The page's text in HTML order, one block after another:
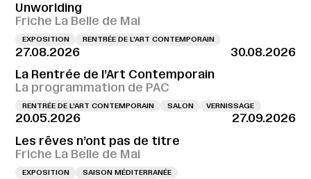
Unworlding
Friche La Belle de Mai
EXPOSITION RENTRÉE DE L'ART CONTEMPORAIN
27.08.2026
30.08.2026
La Rentrée de l’Art Contemporain
La programmation de PAC
RENTRÉE DE L'ART CONTEMPORAIN SALON VERNISSAGE
20.05.2026
27.09.2026
Les rêves n’ont pas de titre
Friche La Belle de Mai
EXPOSITION
SAISON MÉDITERRANÉE